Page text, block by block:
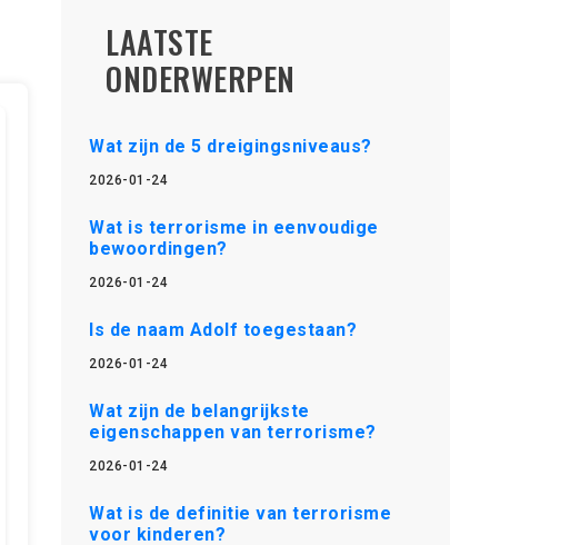
LAATSTE
ONDERWERPEN
Wat zijn de 5 dreigingsniveaus?
2026-01-24
Wat is terrorisme in eenvoudige
bewoordingen?
2026-01-24
Is de naam Adolf toegestaan?
2026-01-24
Wat zijn de belangrijkste
eigenschappen van terrorisme?
2026-01-24
Wat is de definitie van terrorisme
voor kinderen?